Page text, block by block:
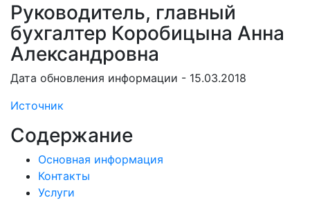
Руководитель, главный
бухгалтер Коробицына Анна
Александровна
Дата обновления информации - 15.03.2018
Источник
Содержание
Основная информация
Контакты
Услуги